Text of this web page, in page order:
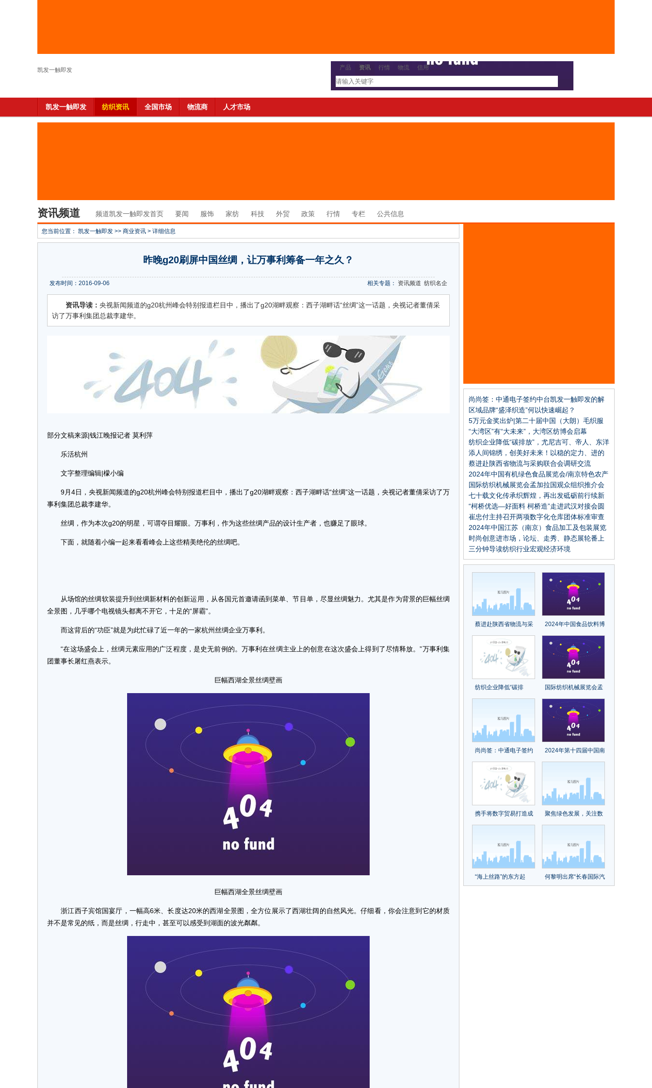
凯发一触即发 产品 资讯 行情 物流 信用
凯发一触即发 纺织资讯 全国市场 物流商 人才市场
资讯频道 频道凯发一触即发首页 要闻 服饰 家纺 科技 外贸 政策 行情 专栏 公共信息
您当前位置： 凯发一触即发 >> 商业资讯 > 详细信息
昨晚g20刷屏中国丝绸，让万事利筹备一年之久？
相关专题： 资讯频道 纺织名企
发布时间：2016-09-06
资讯导读： 央视新闻频道的g20杭州峰会特别报道栏目中，播出了g20湖畔观察：西子湖畔话“丝绸”这一话题，央视记者董倩采
访了万事利集团总裁李建华。
部分文稿来源|钱江晚报记者 莫利萍
乐活杭州
文字整理编辑|檬小编
9月4日，央视新闻频道的g20杭州峰会特别报道栏目中，播出了g20湖畔观察：西子湖畔话“丝绸”这一话题，央视记者董倩采访了万
事利集团总裁李建华。
丝绸，作为本次g20的明星，可谓夺目耀眼。万事利，作为这些丝绸产品的设计生产者，也赚足了眼球。
下面，就随着小编一起来看看峰会上这些精美绝伦的丝绸吧。
从场馆的丝绸软装提升到丝绸新材料的创新运用，从各国元首邀请函到菜单、节目单，尽显丝绸魅力。尤其是作为背景的巨幅丝绸
全景图，几乎哪个电视镜头都离不开它，十足的“屏霸”。
而这背后的“功臣”就是为此忙碌了近一年的一家杭州丝绸企业万事利。
“在这场盛会上，丝绸元素应用的广泛程度，是史无前例的。万事利在丝绸主业上的创意在这次盛会上得到了尽情释放。”万事利集
团董事长屠红燕表示。
巨幅西湖全景丝绸壁画
巨幅西湖全景丝绸壁画
浙江西子宾馆国宴厅，一幅高6米、长度达20米的西湖全景图，全方位展示了西湖壮阔的自然风光。仔细看，你会注意到它的材质
并不是常见的纸，而是丝绸，行走中，甚至可以感受到湖面的波光粼粼。
尚尚签：中通电子签约中台凯发一触即发的解
决方案
区域品牌“盛泽织造”何以快速崛起？
5万元金奖出炉|第二十届中国（大朗）毛织服
装设计大赛圆满结束
“大湾区”有“大未来”，大湾区纺博会启幕
纺织企业降低“碳排放”，尤尼吉可、帝人、东洋
纺等这些日本企业的经验可以借鉴
添人间锦绣，创美好未来！以稳的定力、进的
姿态推进纺织现代化产业体系建设，中国纺织
工业联合会2023年年中工作会议召开
蔡进赴陕西省物流与采购联合会调研交流
2024年中国有机绿色食品展览会/南京特色农产
品博览会
国际纺织机械展览会孟加拉国观众组织推介会
再获关注
七十载文化传承织辉煌，再出发砥砺前行续新
章！中国纺织出版社成立70周年纪念大会召开
“柯桥优选—好面料 柯桥造”走进武汉对接会圆
满成功
崔忠付主持召开两项数字化仓库团体标准审查
会
2024年中国江苏（南京）食品加工及包装展览
会
时尚创意进市场，论坛、走秀、静态展轮番上
演
三分钟导读纺织行业宏观经济环境
蔡进赴陕西省物流与采
购联合会调研交流
2024年中国食品饮料博
览会/南京食品饮料展览
纺织企业降低“碳排
放”，尤尼吉可、帝人、
的经验可以借鉴
国际纺织机械展览会孟
加拉国观众组织推介会
再获关注
尚尚签：中通电子签约
中台凯发一触即发的解
2024年第十四届中国南
京国际酒店用品博览会
携手将数字贸易打造成
为共同发展的新引擎
济发展新动能
聚焦绿色发展，关注数
字未来！2023国际纺联
“海上丝路”的东方起
点，宁波时尚节让它出
何黎明出席“长春国际汽
车城&一汽物流杯”第八